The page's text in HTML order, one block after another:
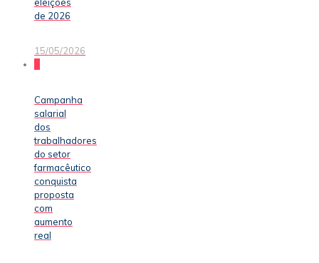
de 2026
15/05/2026
Campanha
salarial
dos
trabalhadores
do setor
farmacêutico
conquista
proposta
com
aumento
real